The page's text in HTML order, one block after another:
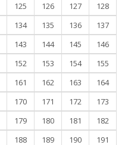
125 126 127
128
134 135 136
137
143 144 145
146
152 153 154
155
161 162 163
164
170 171 172
173
179 180 181
182
188 189 190
191